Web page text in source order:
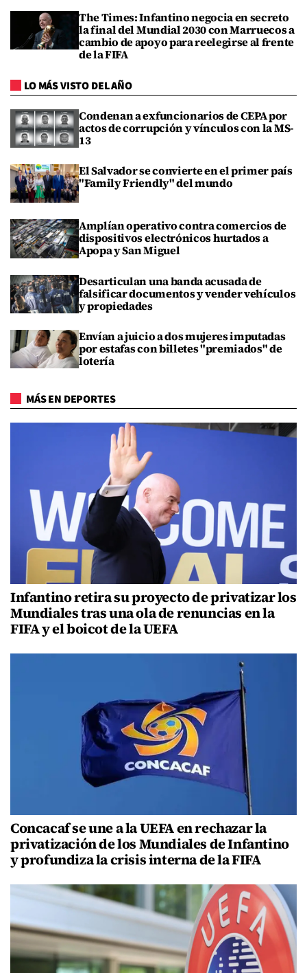
The Times: Infantino negocia en secreto
la final del Mundial 2030 con Marruecos a
cambio de apoyo para reelegirse al frente
de la FIFA
LO MÁS VISTO DEL AÑO
Condenan a exfuncionarios de CEPA por
actos de corrupción y vínculos con la MS-
13
El Salvador se convierte en el primer país
"Family Friendly" del mundo
Amplían operativo contra comercios de
dispositivos electrónicos hurtados a
Apopa y San Miguel
Desarticulan una banda acusada de
falsificar documentos y vender vehículos
y propiedades
Envían a juicio a dos mujeres imputadas
por estafas con billetes "premiados" de
lotería
MÁS EN DEPORTES
Infantino retira su proyecto de privatizar los
Mundiales tras una ola de renuncias en la
FIFA y el boicot de la UEFA
Concacaf se une a la UEFA en rechazar la
privatización de los Mundiales de Infantino
y profundiza la crisis interna de la FIFA